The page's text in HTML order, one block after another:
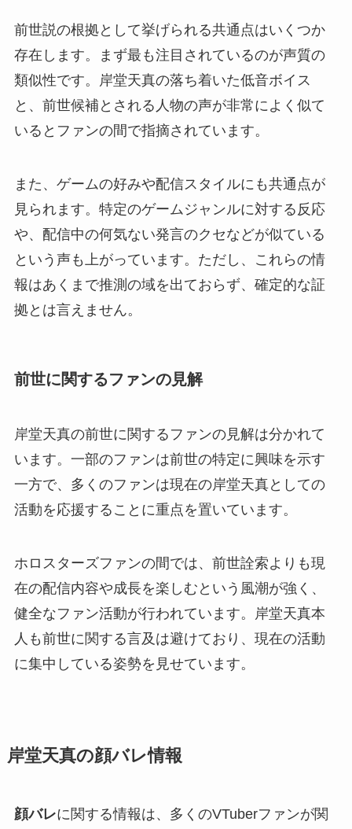
前世説の根拠として挙げられる共通点はいくつか
存在します。まず最も注目されているのが声質の
類似性です。岸堂天真の落ち着いた低音ボイス
と、前世候補とされる人物の声が非常によく似て
いるとファンの間で指摘されています。
また、ゲームの好みや配信スタイルにも共通点が
見られます。特定のゲームジャンルに対する反応
や、配信中の何気ない発言のクセなどが似ている
という声も上がっています。ただし、これらの情
報はあくまで推測の域を出ておらず、確定的な証
拠とは言えません。
前世に関するファンの見解
岸堂天真の前世に関するファンの見解は分かれて
います。一部のファンは前世の特定に興味を示す
一方で、多くのファンは現在の岸堂天真としての
活動を応援することに重点を置いています。
ホロスターズファンの間では、前世詮索よりも現
在の配信内容や成長を楽しむという風潮が強く、
健全なファン活動が行われています。岸堂天真本
人も前世に関する言及は避けており、現在の活動
に集中している姿勢を見せています。
岸堂天真の顔バレ情報
顔バレに関する情報は、多くのVTuberファンが関